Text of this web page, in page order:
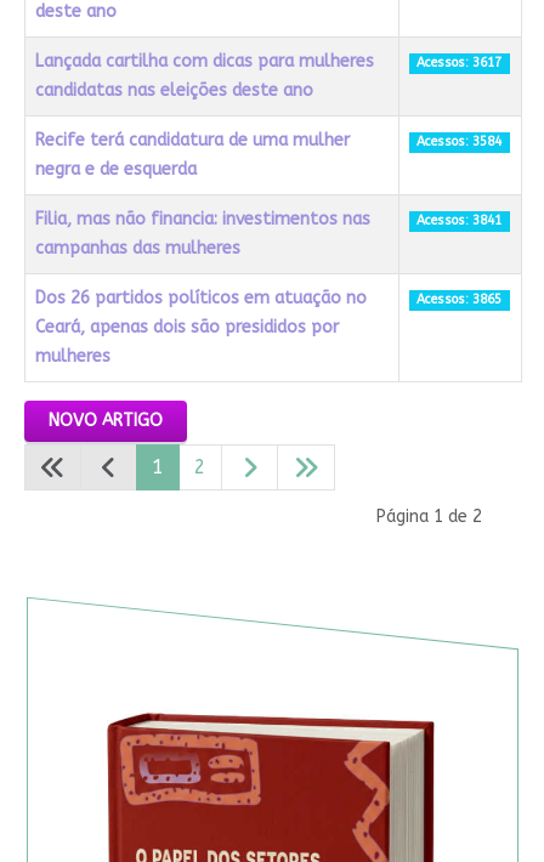
deste ano
Lançada cartilha com dicas para mulheres
candidatas nas eleições deste ano
Acessos: 3617
Recife terá candidatura de uma mulher
negra e de esquerda
Acessos: 3584
Filia, mas não financia: investimentos nas
campanhas das mulheres
Acessos: 3841
Dos 26 partidos políticos em atuação no
Ceará, apenas dois são presididos por
mulheres
Acessos: 3865
NOVO ARTIGO
Página 1 de 2
1 2